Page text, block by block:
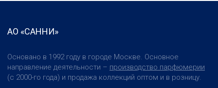
АО «САННИ»
Основано в 1992 году в городе Москве. Основное
направление деятельности – производство парфюмерии
(с 2000-го года) и продажа коллекций оптом и в розницу.